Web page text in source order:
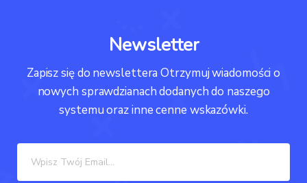
Newsletter
Zapisz się do newslettera Otrzymuj wiadomości o
nowych sprawdzianach dodanych do naszego
systemu oraz inne cenne wskazówki.